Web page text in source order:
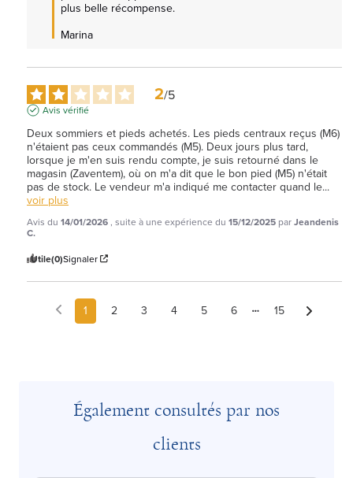
plus belle récompense.
Marina
2/5
Avis vérifié
Deux sommiers et pieds achetés. Les pieds centraux reçus (M6)
n'étaient pas ceux commandés (M5). Deux jours plus tard,
lorsque je m'en suis rendu compte, je suis retourné dans le
magasin (Zaventem), où on m'a dit que le bon pied (M5) n'était
pas de stock. Le vendeur m'a indiqué me contacter quand le...
voir plus
Avis du 14/01/2026, suite à une expérience du 15/12/2025 parJeandenis
C.
Utile(0)Signaler
1 2 3 4 5 6 15
Également consultés par nos
clients